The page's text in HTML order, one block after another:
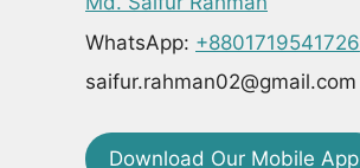
WhatsApp: +8801719541726
saifur.rahman02@gmail.com
Download Our Mobile App